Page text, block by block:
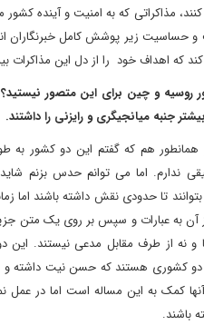
مذاکراتی که به امنیت و آینده
و حساسیت زیر پوشش کامل
که اهداف خود را از دل این مذاکرات
روسیه و چین برای این متصور
جنبه میانجیگری و رایزنی را داشتند.
هم که گفتم این دو کشور به
ندارم. اما می توانم حدس بزنم
تا حدودی نقش داشته باشند اما
آن به عبارات و سپس بر روی یک متن
نه از طرف مقابل مدعی نیستند. این
کشوری هستند که حسن نیت داشته و
کمک به این مساله است اما در عمل
باشند.